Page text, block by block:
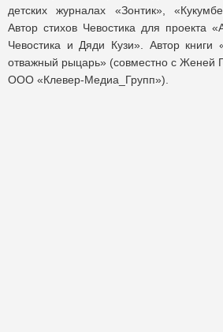
детских журналах «Зонтик»,
Автор стихов Чевостика для проекта
Чевостика и Дяди Кузи». Автор
отважный рыцарь» (совместно с Женей
ООО «Клевер-Медиа_Групп»).